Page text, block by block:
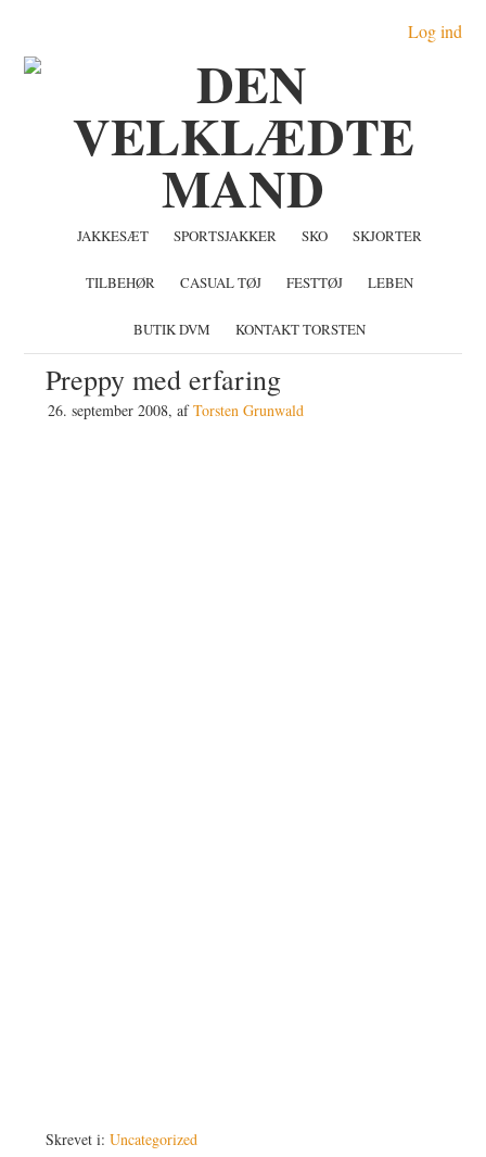
indhold
Log ind
JAKKESÆT SPORTSJAKKER SKO SKJORTER
TILBEHØR CASUAL TØJ FESTTØJ LEBEN
BUTIK DVM KONTAKT TORSTEN
Preppy med erfaring
26. september 2008, afTorsten Grunwald
Skrevet i:Uncategorized